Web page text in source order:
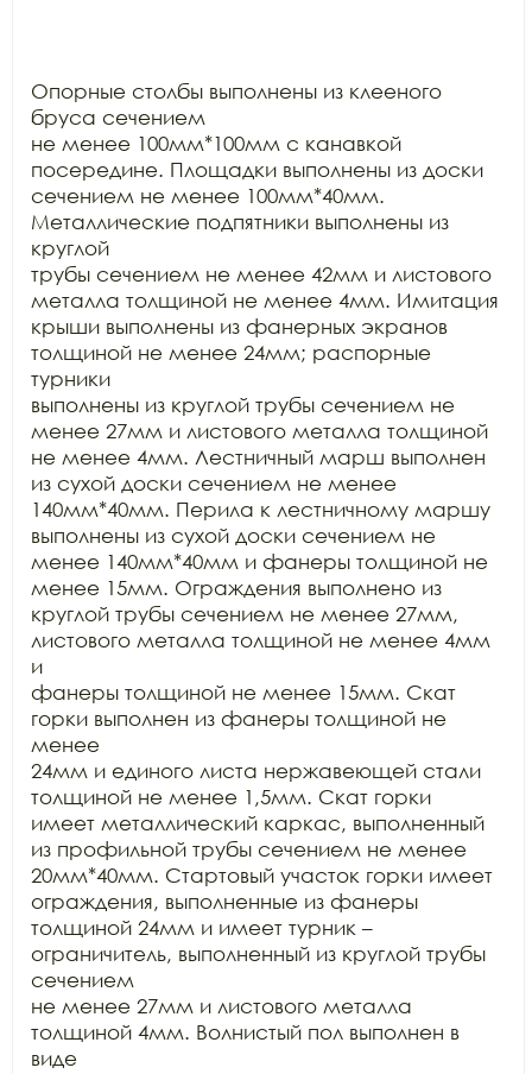
Опорные столбы выполнены из клееного
бруса сечением
не менее 100мм*100мм с канавкой
посередине. Площадки выполнены из доски
сечением не менее 100мм*40мм.
Металлические подпятники выполнены из
круглой
трубы сечением не менее 42мм и листового
металла толщиной не менее 4мм. Имитация
крыши выполнены из фанерных экранов
толщиной не менее 24мм; распорные
турники
выполнены из круглой трубы сечением не
менее 27мм и листового металла толщиной
не менее 4мм. Лестничный марш выполнен
из сухой доски сечением не менее
140мм*40мм. Перила к лестничному маршу
выполнены из сухой доски сечением не
менее 140мм*40мм и фанеры толщиной не
менее 15мм. Ограждения выполнено из
круглой трубы сечением не менее 27мм,
листового металла толщиной не менее 4мм
и
фанеры толщиной не менее 15мм. Скат
горки выполнен из фанеры толщиной не
менее
24мм и единого листа нержавеющей стали
толщиной не менее 1,5мм. Скат горки
имеет металлический каркас, выполненный
из профильной трубы сечением не менее
20мм*40мм. Стартовый участок горки имеет
ограждения, выполненные из фанеры
толщиной 24мм и имеет турник –
ограничитель, выполненный из круглой трубы
сечением
не менее 27мм и листового металла
толщиной 4мм. Волнистый пол выполнен в
виде